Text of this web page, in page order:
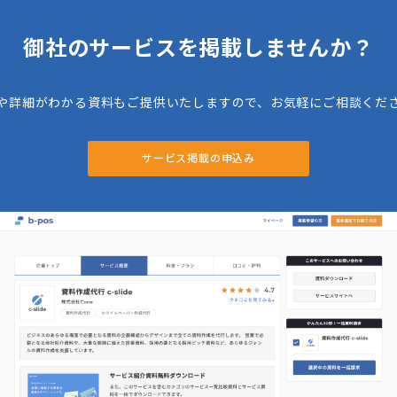
御社のサービスを掲載しませんか？
詳細がわかる資料もご提供いたしますので、お気軽にご相談くだ
サービス掲載の申込み